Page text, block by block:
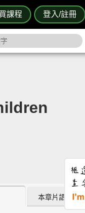
課程 登入/註冊
本章片語 (0)